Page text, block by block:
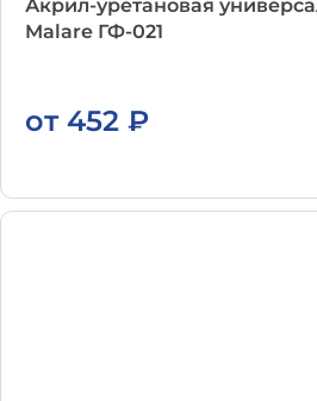
Акрил-уретановая
Malare ГФ-021
от 452 ₽